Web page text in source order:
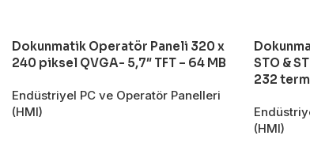
Dokunmatik Operatör Paneli 320 x
240 piksel QVGA- 5,7″ TFT – 64 MB
Endüstriyel PC ve Operatör Panelleri
(HMI)
STO &
232
(HMI)